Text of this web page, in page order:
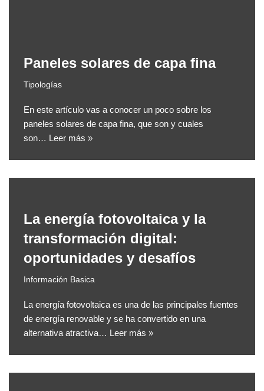
Paneles solares de capa fina
Tipologías
En este artículo vas a conocer un poco sobre los
paneles solares de capa fina, que son y cuales
son… Leer más »
La energía fotovoltaica y la
transformación digital:
oportunidades y desafíos
Información Basica
La energía fotovoltaica es una de las principales fuentes
de energía renovable y se ha convertido en una
alternativa atractiva… Leer más »